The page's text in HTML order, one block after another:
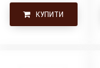
КУПИТИ